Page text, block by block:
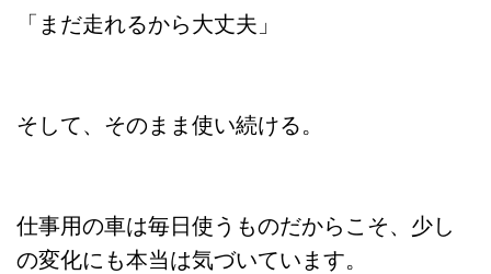
「まだ走れるから大丈夫」
そして、そのまま使い続ける。
仕事用の車は毎日使うものだからこそ、少し
の変化にも本当は気づいています。